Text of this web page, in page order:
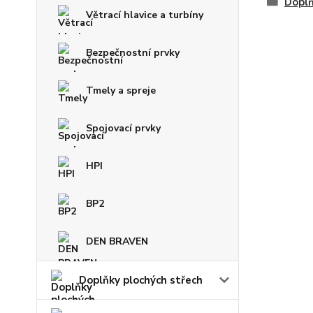
Větrací hlavice a turbíny
Bezpečnostní prvky
Tmely a spreje
Spojovací prvky
HPI
BP2
DEN BRAVEN
Doplňky plochých střech